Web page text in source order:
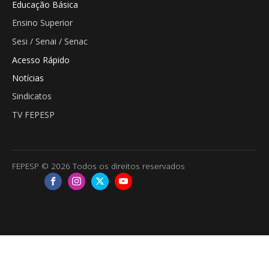
Educação Básica
Ensino Superior
Sesi / Senai / Senac
Acesso Rápido
Notícias
Sindicatos
TV FEPESP
FEPESP © 2026 Todos os direitos reservados